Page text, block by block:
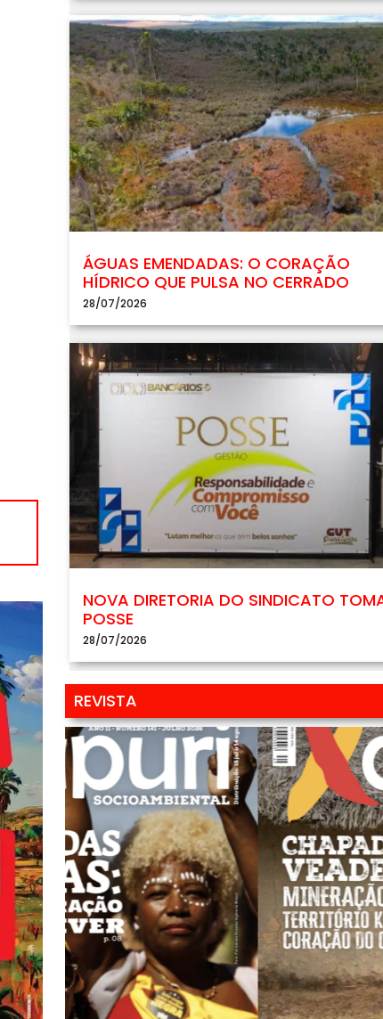
ÁGUAS EMENDADAS: O CORAÇÃO
HÍDRICO QUE PULSA NO CERRADO
28/07/2026
NOVA DIRETORIA DO SINDICATO
POSSE
28/07/2026
REVISTA